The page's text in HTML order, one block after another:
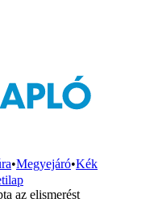
•Megyejáró•Kék
az elismerést